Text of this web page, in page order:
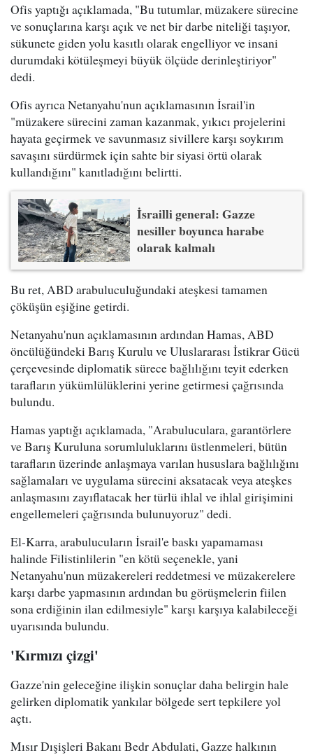
Ofis yaptığı açıklamada, "Bu tutumlar, müzakere sürecine
ve sonuçlarına karşı açık ve net bir darbe niteliği taşıyor,
sükunete giden yolu kasıtlı olarak engelliyor ve insani
durumdaki kötüleşmeyi büyük ölçüde derinleştiriyor"
dedi.
Ofis ayrıca Netanyahu'nun açıklamasının İsrail'in
"müzakere sürecini zaman kazanmak, yıkıcı projelerini
hayata geçirmek ve savunmasız sivillere karşı soykırım
savaşını sürdürmek için sahte bir siyasi örtü olarak
kullandığını" kanıtladığını belirtti.
İsrailli general: Gazze
nesiller boyunca harabe
olarak kalmalı
Bu ret, ABD arabuluculuğundaki ateşkesi tamamen
çöküşün eşiğine getirdi.
Netanyahu'nun açıklamasının ardından Hamas, ABD
öncülüğündeki Barış Kurulu ve Uluslararası İstikrar Gücü
çerçevesinde diplomatik sürece bağlılığını teyit ederken
tarafların yükümlülüklerini yerine getirmesi çağrısında
bulundu.
Hamas yaptığı açıklamada, "Arabuluculara, garantörlere
ve Barış Kuruluna sorumluluklarını üstlenmeleri, bütün
tarafların üzerinde anlaşmaya varılan hususlara bağlılığını
sağlamaları ve uygulama sürecini aksatacak veya ateşkes
anlaşmasını zayıflatacak her türlü ihlal ve ihlal girişimini
engellemeleri çağrısında bulunuyoruz" dedi.
El-Karra, arabulucuların İsrail'e baskı yapamaması
halinde Filistinlilerin "en kötü seçenekle, yani
Netanyahu'nun müzakereleri reddetmesi ve müzakerelere
karşı darbe yapmasının ardından bu görüşmelerin fiilen
sona erdiğinin ilan edilmesiyle" karşı karşıya kalabileceği
uyarısında bulundu.
'Kırmızı çizgi'
Gazze'nin geleceğine ilişkin sonuçlar daha belirgin hale
gelirken diplomatik yankılar bölgede sert tepkilere yol
açtı.
Mısır Dışişleri Bakanı Bedr Abdulati, Gazze halkının